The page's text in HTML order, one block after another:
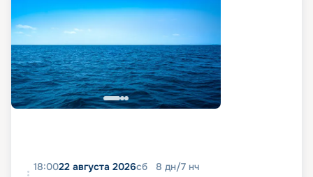
18:0022 августа 2026сб 8 дн/7 нч